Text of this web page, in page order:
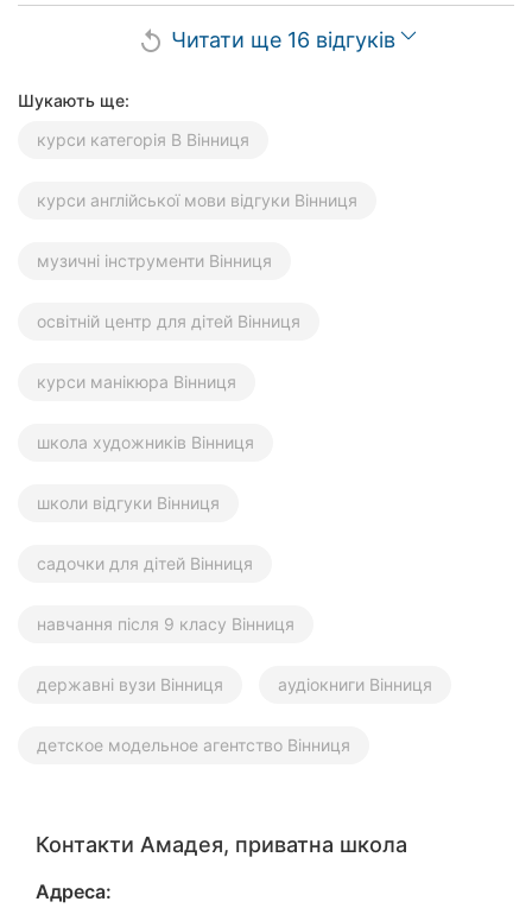
replay Читати ще 16 відгуків
Шукають ще:
курси категорія В Вінниця
курси англійської мови відгуки Вінниця
музичні інструменти Вінниця
освітній центр для дітей Вінниця
курси манікюра Вінниця
школа художників Вінниця
школи відгуки Вінниця
садочки для дітей Вінниця
навчання після 9 класу Вінниця
державні вузи Вінниця аудіокниги Вінниця
детское модельное агентство Вінниця
Контакти Амадея, приватна школа
Адреса: